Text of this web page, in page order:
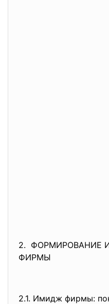
2. ФОРМИРОВАНИЕ
ФИРМЫ
2.1. Имидж фирмы: